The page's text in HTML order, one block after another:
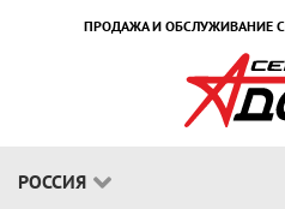
ПРОДАЖА И ОБСЛУЖИВАНИЕ
РОССИЯ